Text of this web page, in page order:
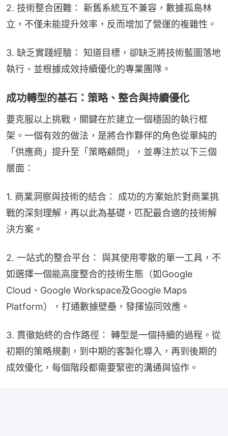
2. 技術整合困難： 新舊系統互不兼容，數據孤島林
立，不僅未能提升效率，反而增加了營運的複雜性。
3. 缺乏實踐經驗： 知道目標，卻缺乏將技術藍圖落地
執行、並根據成效持續優化的專業團隊。
成功轉型的基石：策略、整合與持續優化
要克服以上挑戰，關鍵在於建立一個穩固的執行框
架。一個有效的做法，是將合作夥伴的角色從單純的
「供應商」提升至「策略顧問」，並專注於以下三個
層面：
1. 商業洞察與技術的結合： 成功的方案始於對商業挑
戰的深刻理解，再以此為基礎，匹配最合適的技術解
決方案。
2. 一站式的整合平台： 與其使用零散的單一工具，不
如選擇一個能高度整合的技術生態（如Google
Cloud、Google Workspace及Google Maps
Platform），打通數據壁壘，發揮協同效應。
3. 貫徹始終的合作路徑： 轉型是一個持續的過程。從
初期的策略規劃，到中期的客製化導入，再到後期的
成效優化，每個階段都需要緊密的溝通與協作。